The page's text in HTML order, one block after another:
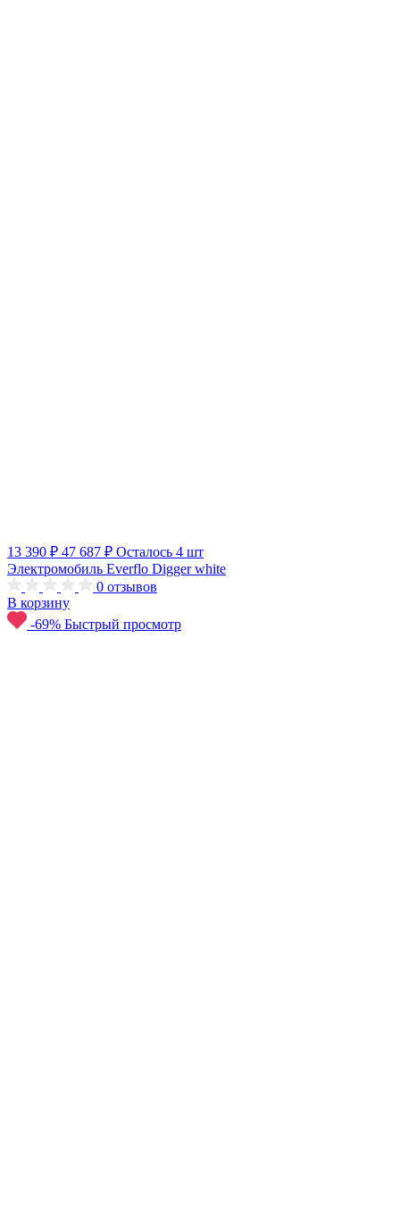
13 390 ₽ 47 687 ₽ Осталось 4 шт
Электромобиль Everflo Digger white
0 отзывов
В корзину
-69% Быстрый просмотр